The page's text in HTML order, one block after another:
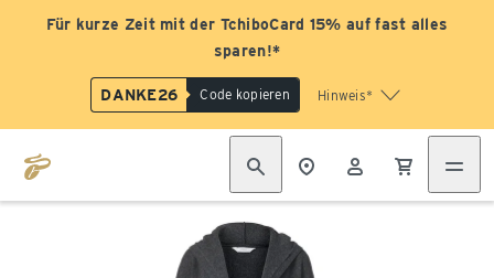
Für kurze Zeit mit der TchiboCard 15% auf fast alles
sparen!*
DANKE26 Code kopieren Hinweis*